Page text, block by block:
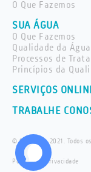
O Que Fazemos
SUA ÁGUA
O Que Fazemos
Qualidade da Água
Processos de
Princípios da
SERVIÇOS
TRABALHE
© Saneaqua 2021. Todos
Política de privacidade